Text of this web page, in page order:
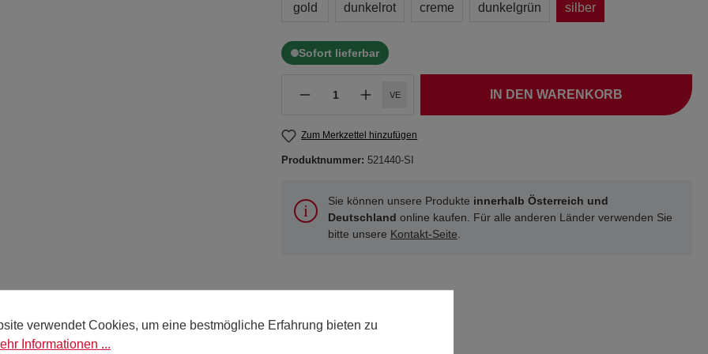
gold dunkelrot creme dunkelgrün silber
Sofort lieferbar
VE IN DEN WARENKORB
Zum Merkzettel hinzufügen
Produktnummer: 521440-SI
Sie können unsere Produkte innerhalb Österreich und
Deutschland online kaufen. Für alle anderen Länder verwenden Sie
bitte unsere Kontakt-Seite.
15 lfm"
verwendet Cookies, um eine bestmögliche Erfahrung bieten zu
Informationen ...